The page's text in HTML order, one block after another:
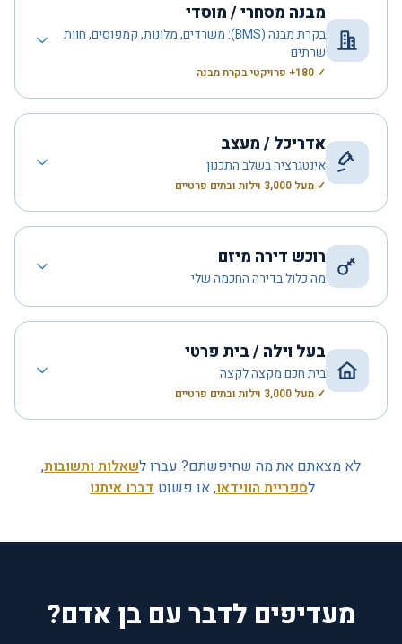
מבנה מסחרי / מוסדי
בקרת מבנה (BMS): משרדים, מלונות, קמפוסים, חוות
שרתים
✓ 180+ פרויקטי בקרת מבנה
אדריכל / מעצב
אינטגרציה בשלב התכנון
✓ מעל 3,000 וילות ובתים פרטיים
רוכש דירה מיזם
מה כלול בדירה החכמה שלי
בעל וילה / בית פרטי
בית חכם מקצה לקצה
✓ מעל 3,000 וילות ובתים פרטיים
לא מצאתם את מה שחיפשתם? עברו לשאלות ותשובות,
לספריית הווידאו, או פשוט דברו איתנו.
מעדיפים לדבר עם בן אדם?